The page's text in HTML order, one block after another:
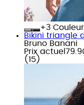
+
Bikini triangle
Bruno Banani
Prix actuel
( 15 )